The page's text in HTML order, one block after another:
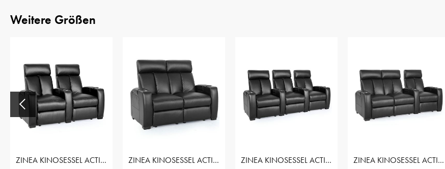
Weitere Größen
ZINEA KINOSESSEL ACTION - 2 SITZER ZINEA KINOSESSEL ACTION - 2 SITZER LOVESEAT ZINEA KINOSESSEL ACTION - 3 SITZER ZINEA KINOSESSEL ACTION - 3 SITZER LOVESEAT LINKS